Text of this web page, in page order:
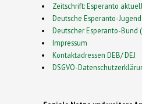
Zeitschrift: Esperanto aktuell
Deutsche Esperanto-Jugend
Deutscher Esperanto-Bund
Impressum
Kontaktadressen DEB/ DEJ
DSGVO-